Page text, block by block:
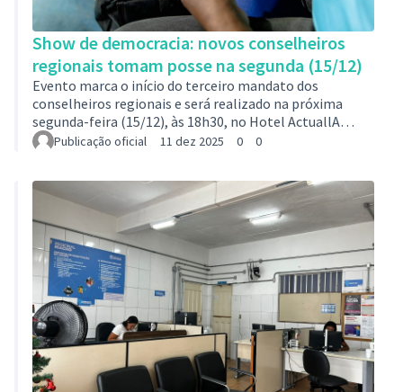
Show de democracia: novos conselheiros
regionais tomam posse na segunda (15/12)
Evento marca o início do terceiro mandato dos
conselheiros regionais e será realizado na próxima
segunda-feira (15/12), às 18h30, no Hotel ActuallA
participação popular em Contagem segue avançando
recorde de votação, os 825 conselheiros regionais
eleitos para o biênio 2025–2027 tomarão posse em uma
cerimônia que reafirma o compromisso da gestão
participativa. O evento acontecerá na próxima
segunda-…
Publicação oficial 11 dez 2025 0 0